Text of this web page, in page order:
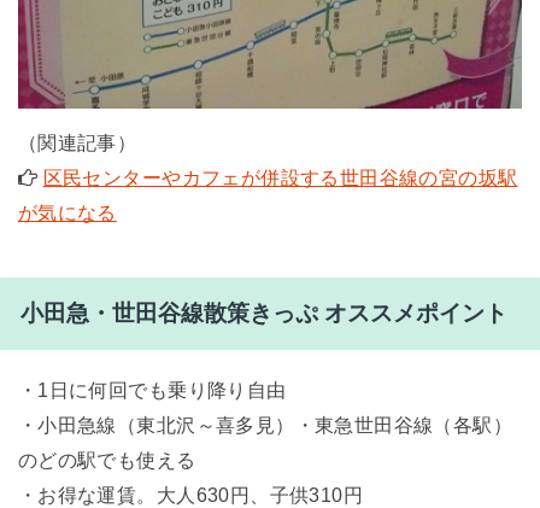
（関連記事）
区民センターやカフェが併設する世田谷線の宮の坂駅
が気になる
小田急・世田谷線散策きっぷ オススメポイント
・1日に何回でも乗り降り自由
・小田急線（東北沢～喜多見）・東急世田谷線（各駅）
のどの駅でも使える
・お得な運賃。大人630円、子供310円